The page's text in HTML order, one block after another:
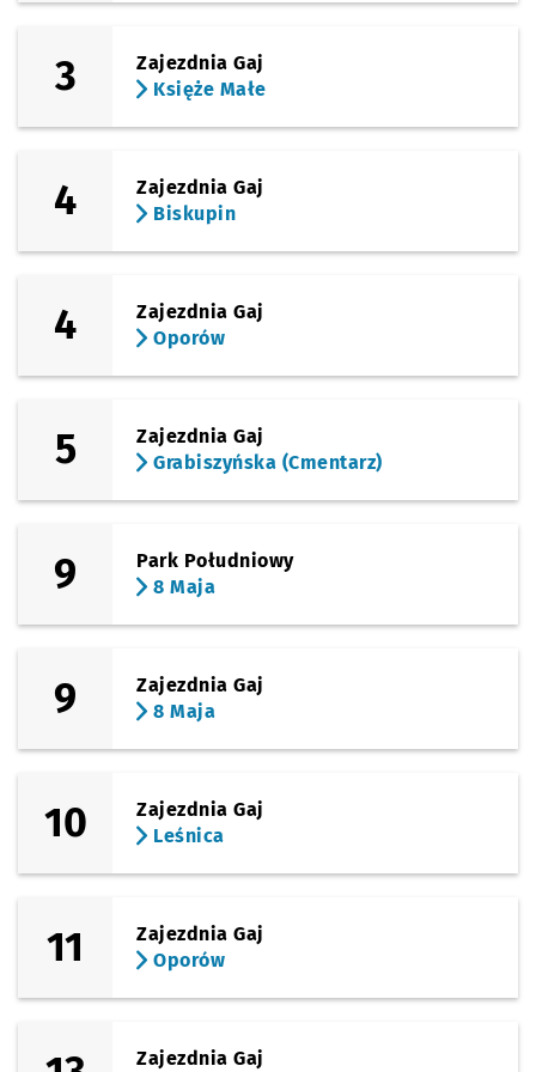
3
Zajezdnia Gaj
Księże Małe
4
Zajezdnia Gaj
Biskupin
4
Zajezdnia Gaj
Oporów
5
Zajezdnia Gaj
Grabiszyńska (Cmentarz)
9
Park Południowy
8 Maja
9
Zajezdnia Gaj
8 Maja
10
Zajezdnia Gaj
Leśnica
11
Zajezdnia Gaj
Oporów
Zajezdnia Gaj